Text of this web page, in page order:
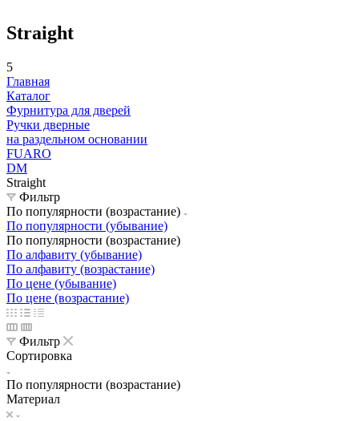
Straight
5
Главная
Каталог
Фурнитура для дверей
Ручки дверные
на раздельном основании
FUARO
DM
Straight
Фильтр
По популярности (возрастание)
По популярности (убывание)
По популярности (возрастание)
По алфавиту (убывание)
По алфавиту (возрастание)
По цене (убывание)
По цене (возрастание)
Фильтр
Сортировка
По популярности (возрастание)
Материал